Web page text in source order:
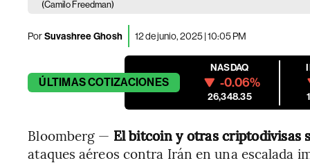
(Camilo Freedman)
PorSuvashree Ghosh 12 de junio, 2025 | 10:05 PM
ÚLTIMASCOTIZACIONES
NASDAQ
-0.06%
26,348.35
Bloomberg — El bitcoin y otras criptodivisas
ataques aéreos contra Irán en una escalada